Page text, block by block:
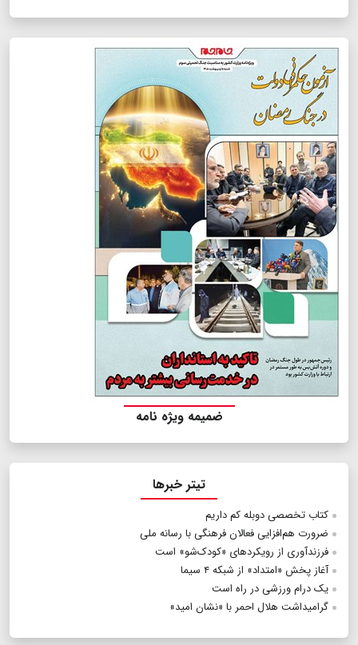
ضمیمه ویژه نامه
تیتر خبرها
کتاب‌ تخصصی دوبله کم داریم
ضرورت هم‌افزایی فعالان فرهنگی با رسانه ‌ملی
فرزندآوری از رویکردهای «کودک‌شو» است
آغاز پخش «امتداد» از شبکه ۴ سیما
یک درام ورزشی در راه است
گرامیداشت هلال احمر با «نشان امید»